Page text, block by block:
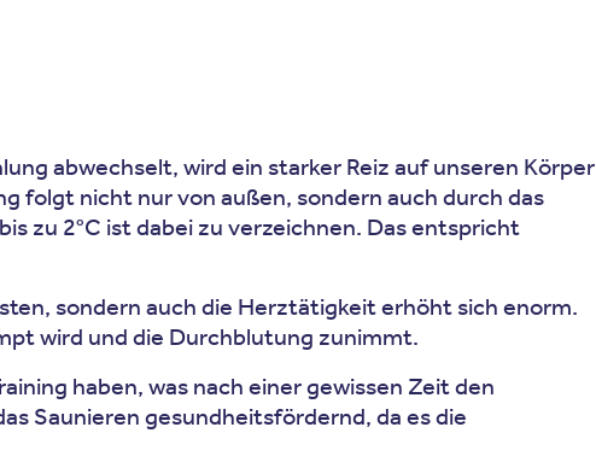
abwechselt, wird ein starker Reiz auf unseren Körper
folgt nicht nur von außen, sondern auch durch das
zu 2°C ist dabei zu verzeichnen. Das entspricht
sondern auch die Herztätigkeit erhöht sich enorm.
wird und die Durchblutung zunimmt.
haben, was nach einer gewissen Zeit den
Saunieren gesundheitsfördernd, da es die